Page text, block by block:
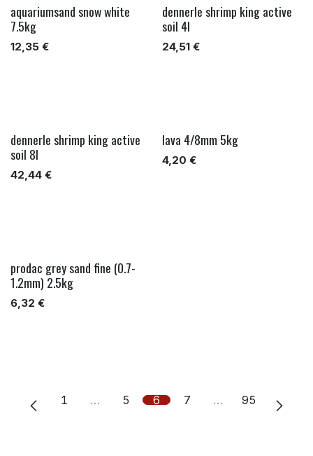
aquariumsand snow white
7.5kg
12,35 €
dennerle shrimp king active
soil 4l
24,51€
dennerle shrimp king active
soil 8l
42,44 €
lava 4/8mm 5kg
4,20 €
prodac grey sand fine (0.7-
1.2mm) 2.5kg
6,32 €
1 … 5 6 7 … 95